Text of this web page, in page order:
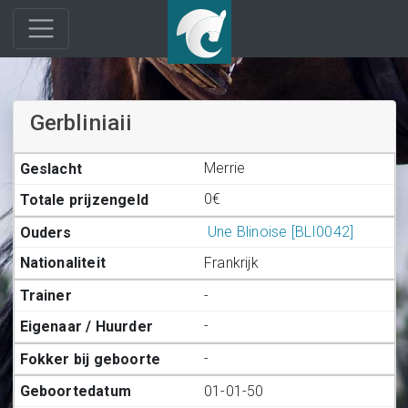
Gerbliniaii
Merrie
0€
Une Blinoise [BLI0042]
Frankrijk
-
-
-
01-01-50